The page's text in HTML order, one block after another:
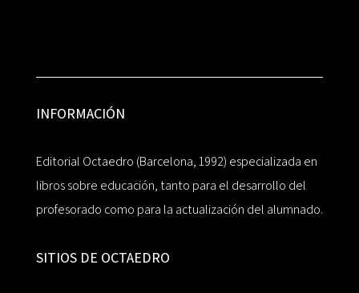
INFORMACIÓN
Editorial Octaedro (Barcelona, 1992) especializada en
libros sobre educación, tanto para el desarrollo del
profesorado como para la actualización del alumnado.
SITIOS DE OCTAEDRO